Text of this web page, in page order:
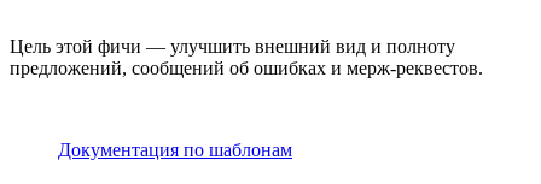
Цель этой фичи — улучшить внешний вид и полноту
предложений, сообщений об ошибках и мерж-реквестов.
Документация по шаблонам